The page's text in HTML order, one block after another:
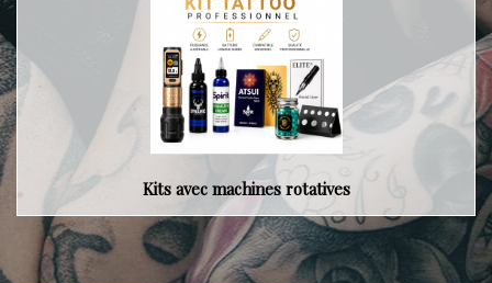
Kits avec machines rotatives